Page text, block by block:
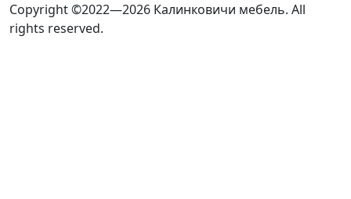
Copyright ©2022—2026 Калинковичи мебель. All
rights reserved.